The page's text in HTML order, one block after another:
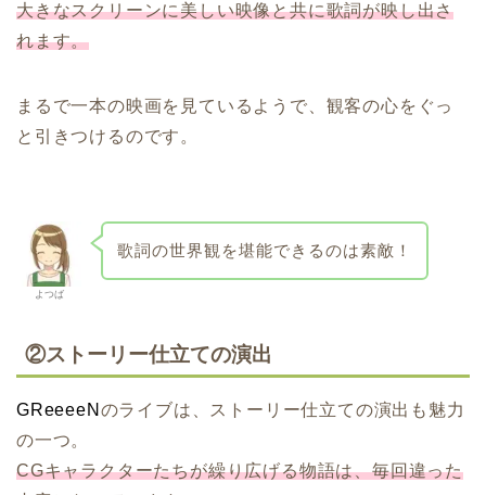
大きなスクリーンに美しい映像と共に歌詞が映し出さ
れます。
まるで一本の映画を見ているようで、観客の心をぐっ
と引きつけるのです。
よつば
歌詞の世界観を堪能できるのは素敵！
②ストーリー仕立ての演出
GReeeeN のライブは、ストーリー仕立ての演出も魅力
の一つ。
CGキャラクターたちが繰り広げる物語は、毎回違った